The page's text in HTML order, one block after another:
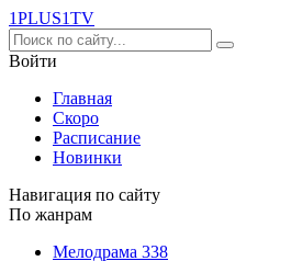
1PLUS1TV
Войти
Главная
Скоро
Расписание
Новинки
Навигация по сайту
По жанрам
Мелодрама 338